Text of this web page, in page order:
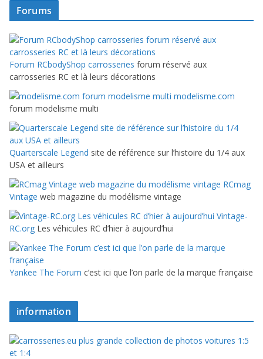
Forums
Forum RCbodyShop carrosseries forum réservé aux
carrosseries RC et là leurs décorations
modelisme.com
forum modelisme multi
Quarterscale Legend site de référence sur l’histoire du 1/4 aux
USA et ailleurs
RCmag
Vintage web magazine du modélisme vintage
Vintage-
RC.org Les véhicules RC d’hier à aujourd’hui
Yankee The Forum c’est ici que l’on parle de la marque française
information